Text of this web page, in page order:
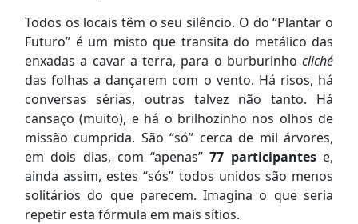
Todos os locais têm o seu silêncio. O do “Plantar o
Futuro” é um misto que transita do metálico das
enxadas a cavar a terra, para o burburinho cliché
das folhas a dançarem com o vento. Há risos, há
conversas sérias, outras talvez não tanto. Há
cansaço (muito), e há o brilhozinho nos olhos de
missão cumprida. São “só” cerca de mil árvores,
em dois dias, com “apenas”77 participantes e,
ainda assim, estes “sós” todos unidos são menos
solitários do que parecem. Imagina o que seria
repetir esta fórmula em mais sítios.